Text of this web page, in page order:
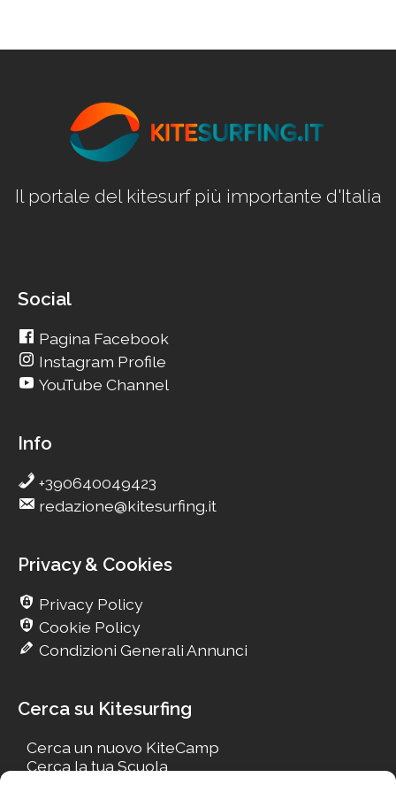
Il portale del kitesurf più importante d'Italia
Social
Pagina Facebook
Instagram Profile
YouTube Channel
Info
+390640049423
redazione@kitesurfing.it
Privacy & Cookies
Privacy Policy
Cookie Policy
Condizioni Generali Annunci
Cerca su Kitesurfing
Cerca un nuovo KiteCamp
Cerca la tua Scuola